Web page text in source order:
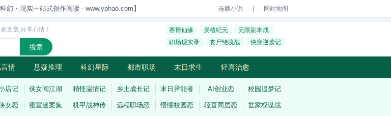
幻・现实一站式创作阅读 - www.yphao.com】 连载小说 ｜ 网站地图
文章,分享心情！ 赛博仙缘 灵植纪元
无限副本战
职场现实录
丧尸绝境战 快穿逆袭记
情 悬疑推理 科幻星际 都市职场 末日求生 轻喜治愈
店记 侠女闯江湖 精怪温情记 乡土成长记 末日异能者 AI创业恋 校园追梦记
女恋 密室迷案集 机甲战神传 远程职场恋 懵懂校园恋 轻喜同居恋 世家权谋战